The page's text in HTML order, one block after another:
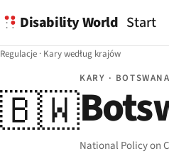
Disability World Start
Regulacje · Kary według krajów
🇧🇼
KARY · BOTSWANA
National Policy on